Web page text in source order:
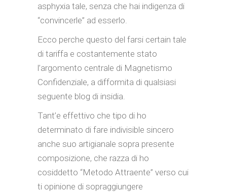
asphyxia tale, senza che hai indigenza di
“convincerle” ad esserlo.
Ecco perche questo del farsi certain tale
di tariffa e costantemente stato
l’argomento centrale di Magnetismo
Confidenziale, a difformita di qualsiasi
seguente blog di insidia.
Tant’e effettivo che tipo di ho
determinato di fare indivisible sincero
anche suo artigianale sopra presente
composizione, che razza di ho
cosiddetto “Metodo Attraente” verso cui
ti opinione di sopraggiungere